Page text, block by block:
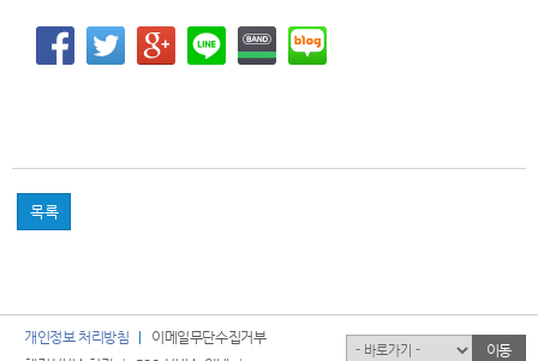
목록
개인정보 처리방침
이메일무단수집거부
유관기관 이동